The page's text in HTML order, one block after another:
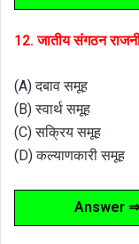
12. जातीय संगठन
(A) दबाव समूह
(B) स्वार्थ समूह
(C) सक्रिय समूह
(D) कल्याणकारी समूह
Answer